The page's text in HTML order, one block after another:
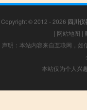
Copyright © 2012 - 2026 四川仪
| 网站地图 |
声明：本站内容来自互联网，
本站仅为个人兴